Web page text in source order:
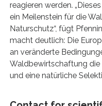
reagieren werden.
ein Meilenstein für die
Naturschutz“, fügt
macht deutlich: Die
an veränderte
Waldbewirtschaftung
und eine natürliche